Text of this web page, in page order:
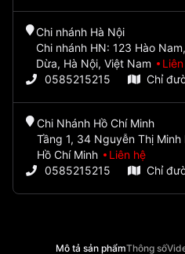
Chi nhánh Hà Nội
Chi nhánh HN: 123 Hào
Dừa, Hà Nội, Việt Nam
0585215215
Chỉ
Chi Nhánh Hồ Chí Minh
Tầng 1, 34 Nguyễn Thị Minh
Hồ Chí Minh
Liên hệ
0585215215
Chỉ
Mô tả sản phẩmThông số